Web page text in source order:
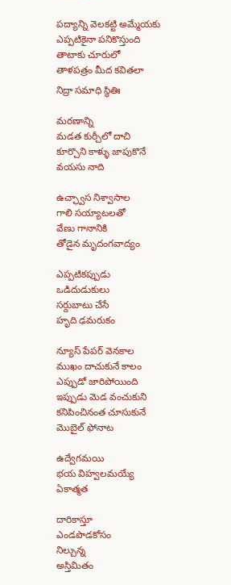
పద్యాన్ని వెలకట్టి అమ్మేయకు
ఎప్పటికైనా పనికొస్తుంది
తాటాకు చూరులో
తాళపత్రం మీద కవితలా
నిద్రా సమాధి స్థితిః
మరణాన్ని
మడత కుర్చీలో దాచి
కూర్చొని కాళ్ళు జాపుకొనే
వయసు నాది
ఉచ్ఛ్వాస నిశ్వాసాల
గాలి సయ్యాటలతో
వేణు గానానికి
తోడైన మృదంగవాద్యం
ఎప్పటికప్పుడు
ఒడిదుడుకులు
సర్దుబాటు చేసే
హృది ఢమరుకం
న్యూస్ పేపర్ వెనకాల
ముఖం దాచుకునే కాలం
ఎప్పుడో జారిపోయింది
ఇప్పుడు మెడ వంచుకుని
కనిపించినంత చూసుకునే
మొబైల్ ఫోనాట
ఉద్వేగమయి
భయ విహ్వలమయ్యే
ఏకాత్మత
దారికాస్తూ
ఎండపొడకోసం
నిల్చున్న
అస్తిమితం